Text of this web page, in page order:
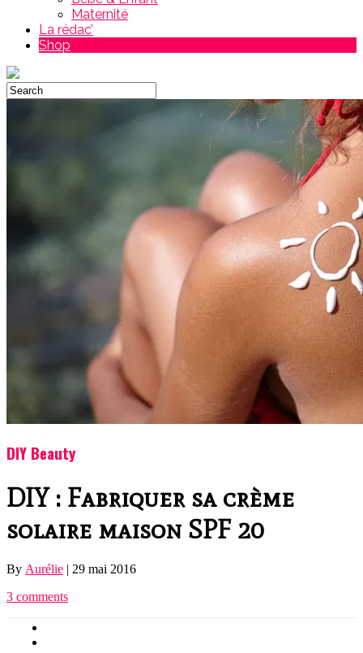
Maternité
La rédac’
Shop
DIY Beauty
DIY : Fabriquer sa crème
solaire maison SPF 20
By Aurélie | 29 mai 2016
3 comments